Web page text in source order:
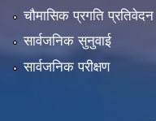
चौमासिक प्रगति प्रतिवेदन
सार्वजनिक सुनुवाई
सार्वजनिक परीक्षण